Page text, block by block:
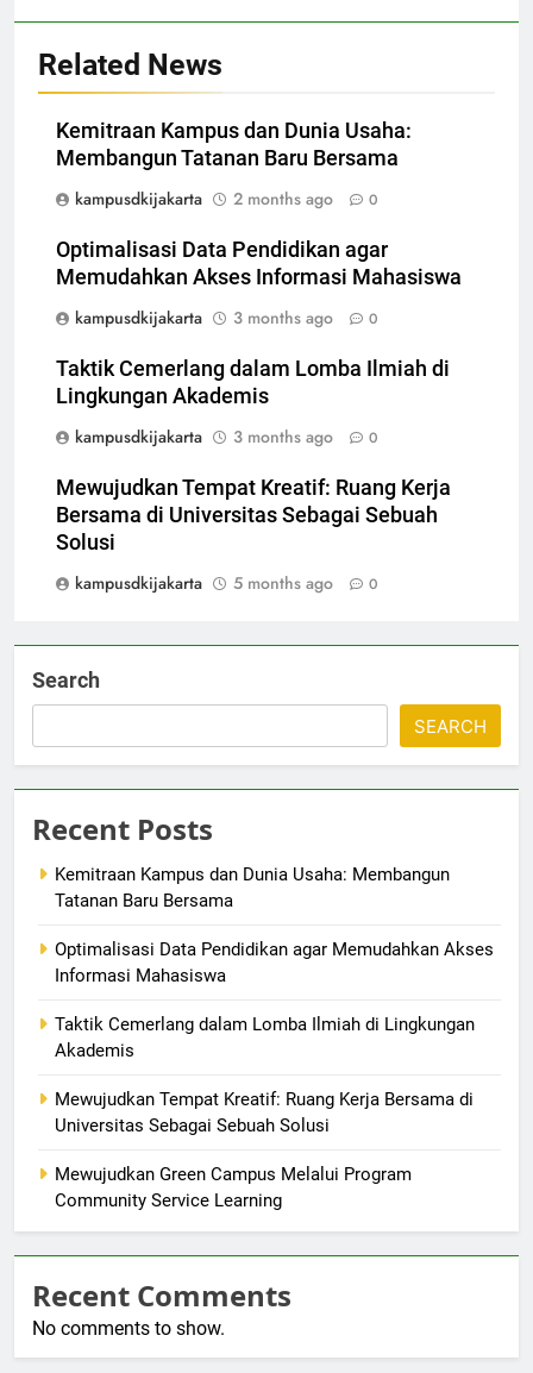
Related News
Kemitraan Kampus dan Dunia Usaha:
Membangun Tatanan Baru Bersama
kampusdkijakarta
2 months ago 0
Optimalisasi Data Pendidikan agar
Memudahkan Akses Informasi Mahasiswa
kampusdkijakarta
3 months ago 0
Taktik Cemerlang dalam Lomba Ilmiah di
Lingkungan Akademis
kampusdkijakarta
3 months ago 0
Mewujudkan Tempat Kreatif: Ruang Kerja
Bersama di Universitas Sebagai Sebuah
Solusi
kampusdkijakarta
5 months ago 0
Search
SEARCH
Recent Posts
Kemitraan Kampus dan Dunia Usaha: Membangun
Tatanan Baru Bersama
Optimalisasi Data Pendidikan agar Memudahkan Akses
Informasi Mahasiswa
Taktik Cemerlang dalam Lomba Ilmiah di Lingkungan
Akademis
Mewujudkan Tempat Kreatif: Ruang Kerja Bersama di
Universitas Sebagai Sebuah Solusi
Mewujudkan Green Campus Melalui Program
Community Service Learning
Recent Comments
No comments to show.